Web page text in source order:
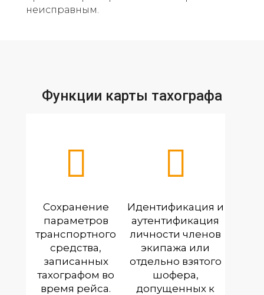
неисправным.
Функции карты тахографа
Сохранение
параметров
транспортного
средства,
записанных
тахографом во
время рейса.
Идентификация и
аутентификация
личности членов
экипажа или
отдельно взятого
шофера,
допущенных к